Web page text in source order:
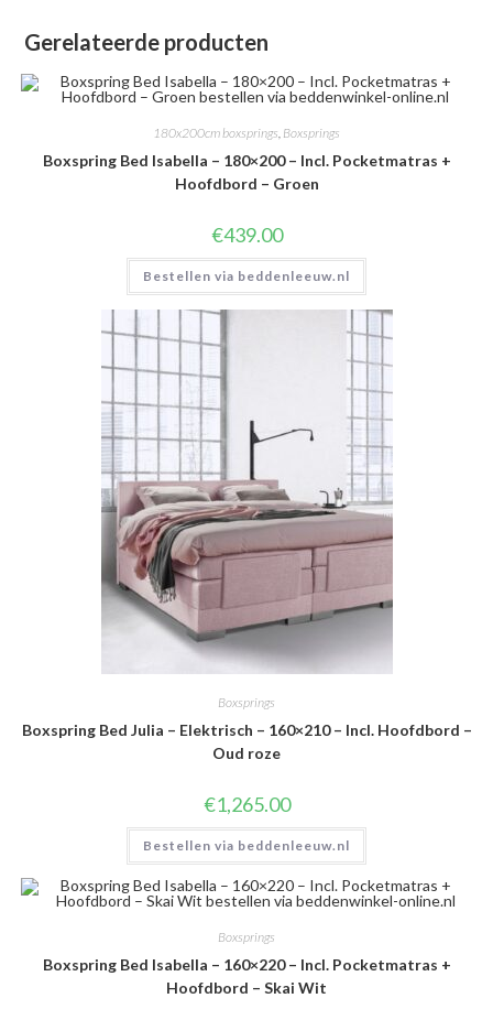
Gerelateerde producten
180x200cm boxsprings, Boxsprings
Boxspring Bed Isabella – 180×200 – Incl. Pocketmatras +
Hoofdbord – Groen
€439.00
Bestellen via beddenleeuw.nl
Boxsprings
Boxspring Bed Julia – Elektrisch – 160×210 – Incl. Hoofdbord –
Oud roze
€1,265.00
Bestellen via beddenleeuw.nl
Boxsprings
Boxspring Bed Isabella – 160×220 – Incl. Pocketmatras +
Hoofdbord – Skai Wit